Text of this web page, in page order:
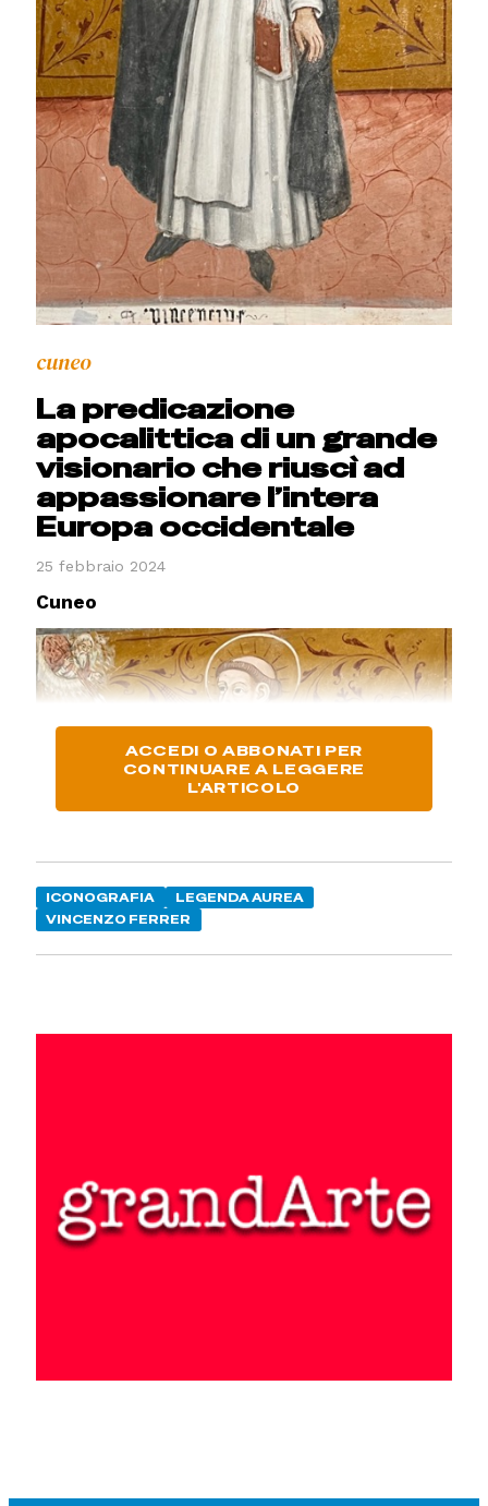
cuneo
La predicazione
apocalittica di un grande
visionario che riuscì ad
appassionare l’intera
Europa occidentale
25 febbraio 2024
Cuneo
Trovarsi di fronte alla figura di Vincenzo Ferrer significa fare i
conti non solo con un capace predicatore, ma anche con un grande
cominciare a parlarne narrandoi presagi di questa grandezza che,
ventre e la floridezza della sua salute erano tali che non sembrava
ACCEDI O ABBONATI PER
CONTINUARE A LEGGERE
L'ARTICOLO
ICONOGRAFIA
LEGENDA AUREA
VINCENZO FERRER